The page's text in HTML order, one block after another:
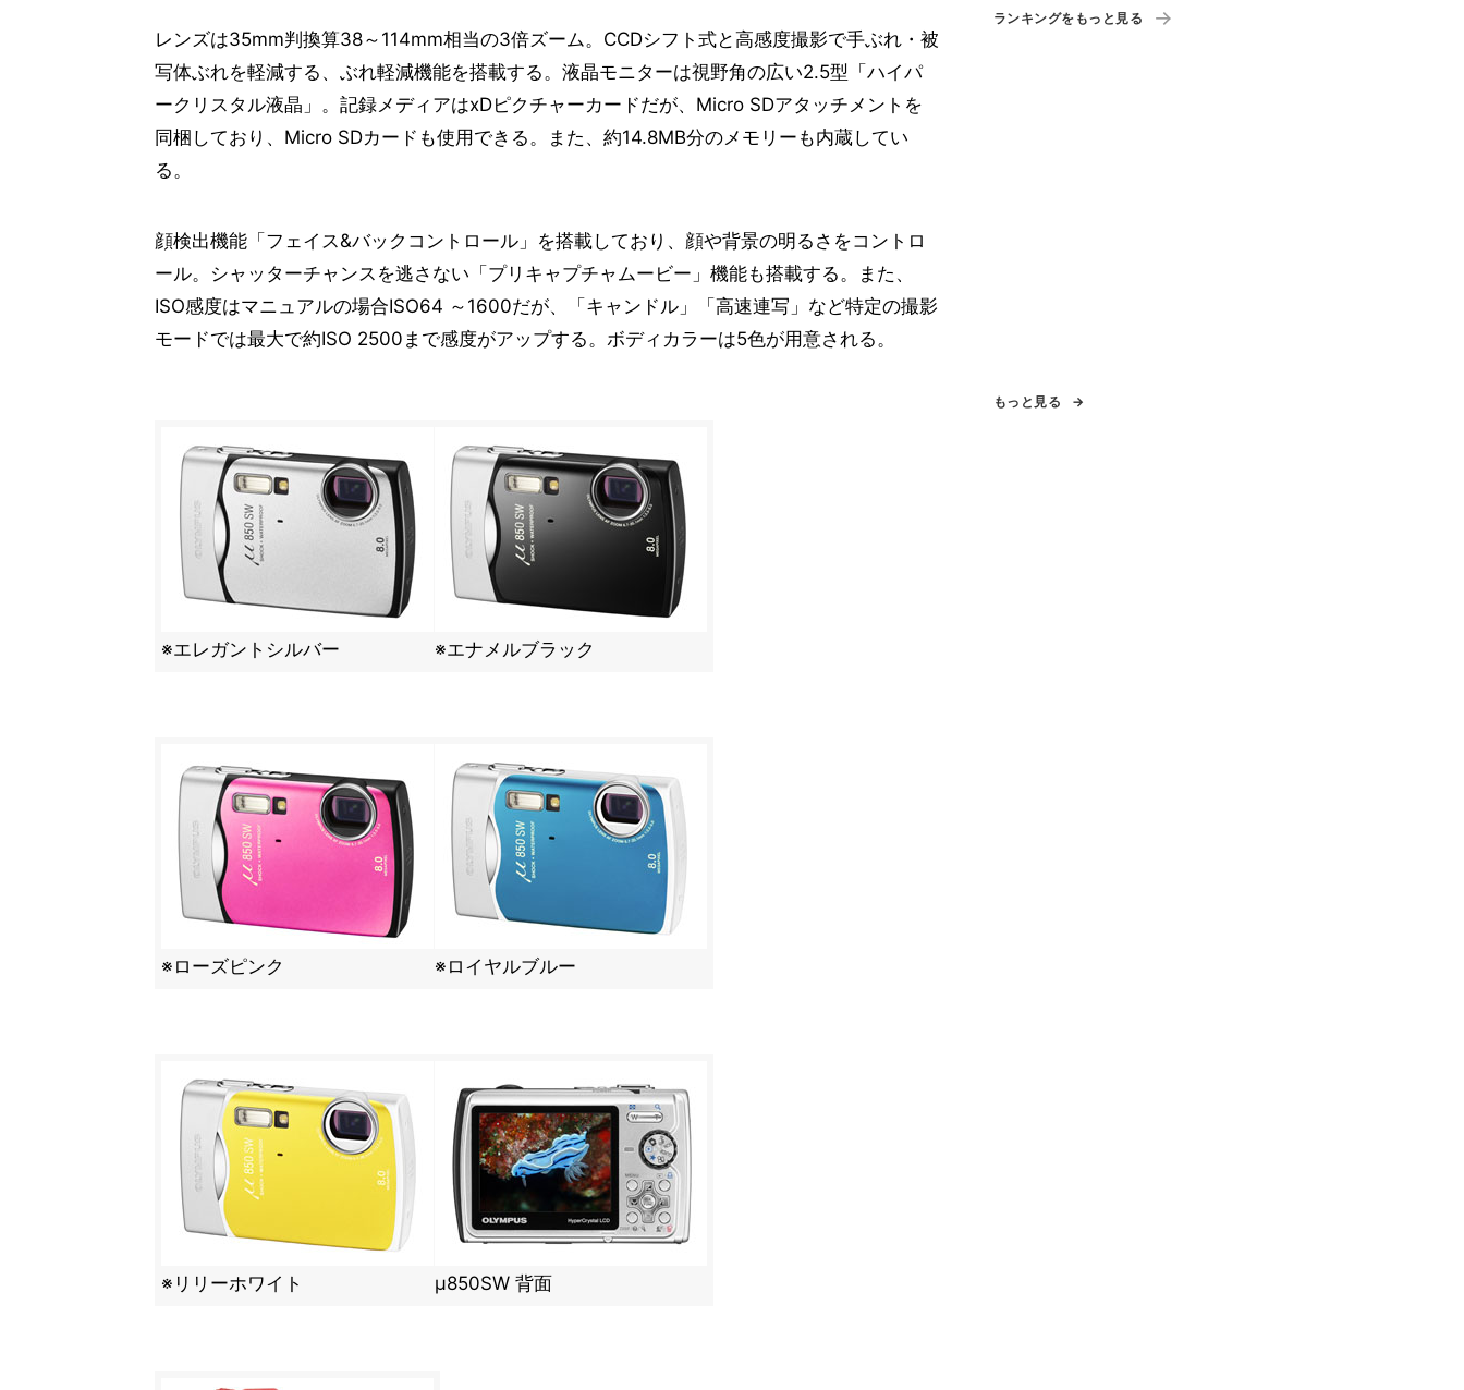
レンズは35mm判換算38～114mm相当の3倍ズーム。CCDシフト式と高感度撮影で手ぶれ・被
写体ぶれを軽減する、ぶれ軽減機能を搭載する。液晶モニターは視野角の広い2.5型「ハイパ
ークリスタル液晶」。記録メディアはxDピクチャーカードだが、Micro SDアタッチメントを
同梱しており、Micro SDカードも使用できる。また、約14.8MB分のメモリーも内蔵してい
る。
顔検出機能「フェイス&バックコントロール」を搭載しており、顔や背景の明るさをコントロ
ール。シャッターチャンスを逃さない「プリキャプチャムービー」機能も搭載する。また、
ISO感度はマニュアルの場合ISO64 ～1600だが、「キャンドル」「高速連写」など特定の撮影
モードでは最大で約ISO 2500まで感度がアップする。ボディカラーは5色が用意される。
※エレガントシルバー ※エナメルブラック
※ローズピンク ※ロイヤルブルー
※リリーホワイト μ850SW 背面
ランキングをもっと見る
もっと見る